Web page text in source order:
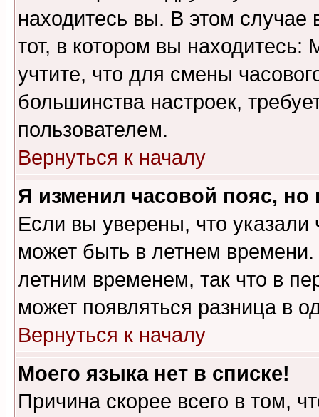
находитесь вы. В этом
тот, в котором вы
учтите, что для смены
большинства настроек,
пользователем.
Вернуться к началу
Я изменил часовой пояс,
Если вы уверены, что указали
может быть в летнем
летним временем, так что в
может появляться разница в
Вернуться к началу
Моего языка нет в списке!
Причина скорее всего в том,